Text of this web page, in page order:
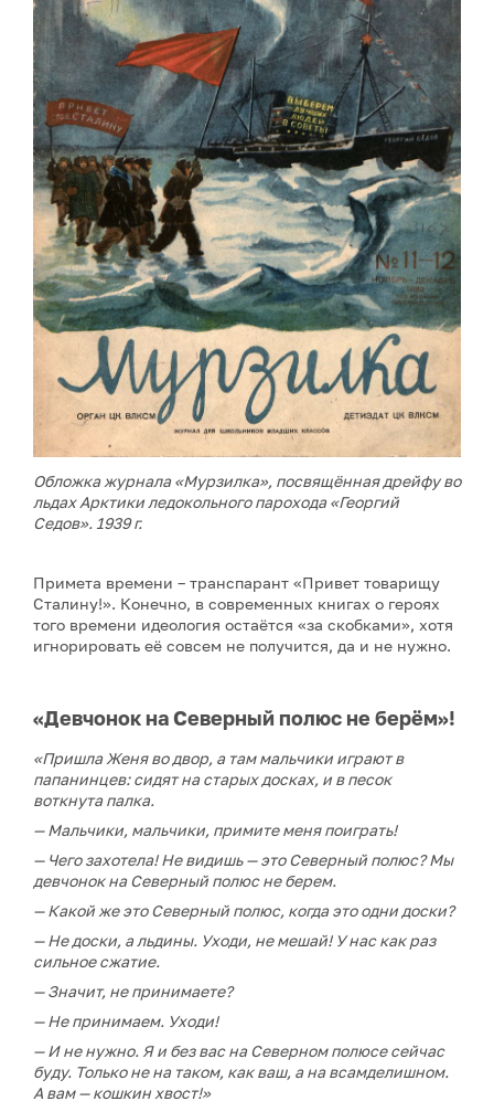
Обложка журнала «Мурзилка», посвящённая дрейфу во
льдах Арктики ледокольного парохода «Георгий
Седов». 1939 г.
Примета времени – транспарант «Привет товарищу
Сталину!». Конечно, в современных книгах о героях
того времени идеология остаётся «за скобками», хотя
игнорировать её совсем не получится, да и не нужно.
«Девчонок на Северный полюс не берём»!
«Пришла Женя во двор, а там мальчики играют в
папанинцев: сидят на старых досках, и в песок
воткнута палка.
— Мальчики, мальчики, примите меня поиграть!
— Чего захотела! Не видишь — это Северный полюс? Мы
девчонок на Северный полюс не берем.
— Какой же это Северный полюс, когда это одни доски?
— Не доски, а льдины. Уходи, не мешай! У нас как раз
сильное сжатие.
— Значит, не принимаете?
— Не принимаем. Уходи!
— И не нужно. Я и без вас на Северном полюсе сейчас
буду. Только не на таком, как ваш, а на всамделишном.
А вам — кошкин хвост!»